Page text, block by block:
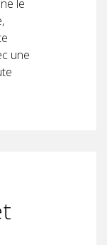
le
une